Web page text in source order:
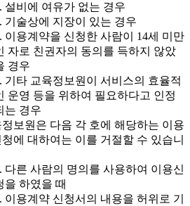
설비에 여유가 없는 경우
기술상에 지장이 있는 경우
이용계약을 신청한 사람이 14세 미만
자로 친권자의 동의를 득하지 않았
경우
기타 교육정보원이 서비스의 효율적
운영 등을 위하여 필요하다고 인정
는 경우
보원은 다음 각 호에 해당하는 이용
에 대하여는 이를 거절할 수 있습니
다른 사람의 명의를 사용하여 이용신
을 하였을 때
이용계약 신청서의 내용을 허위로 기